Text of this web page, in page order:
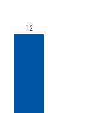
12